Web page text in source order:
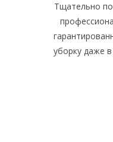
Тщательно
уборку даже